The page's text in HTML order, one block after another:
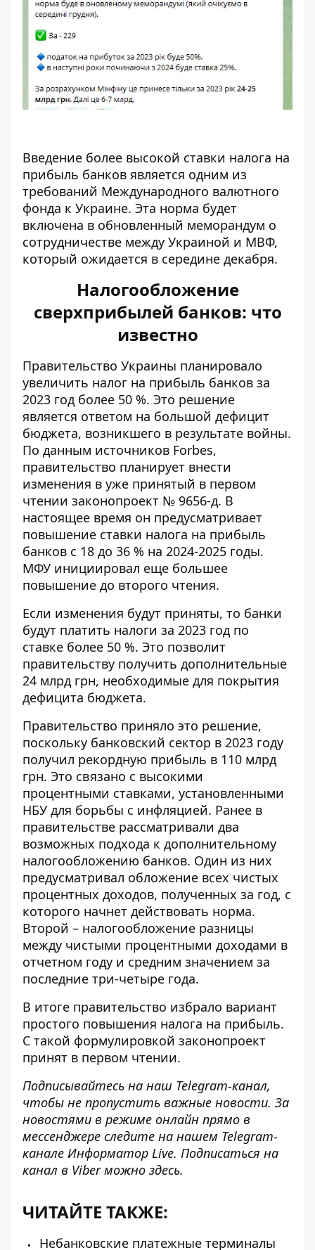
Введение более высокой ставки налога на
прибыль банков является одним из
требований Международного валютного
фонда к Украине. Эта норма будет
включена в обновленный меморандум о
сотрудничестве между Украиной и МВФ,
который ожидается в середине декабря.
Налогообложение
сверхприбылей банков: что
известно
Правительство Украины планировало
увеличить налог на прибыль банков за
2023 год более 50 %. Это решение
является ответом на большой дефицит
бюджета, возникшего в результате войны.
По данным источников Forbes,
правительство планирует внести
изменения в уже принятый в первом
чтении законопроект № 9656-д. В
настоящее время он предусматривает
повышение ставки налога на прибыль
банков с 18 до 36 % на 2024-2025 годы.
МФУ инициировал еще большее
повышение до второго чтения.
Если изменения будут приняты, то банки
будут платить налоги за 2023 год по
ставке более 50 %. Это позволит
правительству получить дополнительные
24 млрд грн, необходимые для покрытия
дефицита бюджета.
Правительство приняло это решение,
поскольку банковский сектор в 2023 году
получил рекордную прибыль в 110 млрд
грн. Это связано с высокими
процентными ставками, установленными
НБУ для борьбы с инфляцией. Ранее в
правительстве рассматривали два
возможных подхода к дополнительному
налогообложению банков. Один из них
предусматривал обложение всех чистых
процентных доходов, полученных за год, с
которого начнет действовать норма.
Второй – налогообложение разницы
между чистыми процентными доходами в
отчетном году и средним значением за
последние три-четыре года.
В итоге правительство избрало вариант
простого повышения налога на прибыль.
С такой формулировкой законопроект
принят в первом чтении.
Подписывайтесь на наш Telegram-канал,
чтобы не пропустить важные новости. За
новостями в режиме онлайн прямо в
мессенджере следите на нашем Telegram-
канале Информатор Live. Подписаться на
канал в Viber можно здесь.
ЧИТАЙТЕ ТАКЖЕ:
Небанковские платежные терминалы